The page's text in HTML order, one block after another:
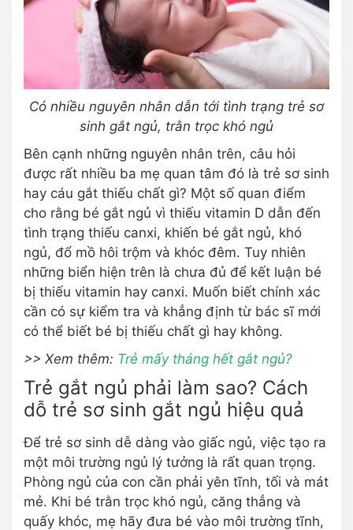
Có nhiều nguyên nhân dẫn tới tình trạng trẻ sơ
sinh gắt ngủ, trằn trọc khó ngủ
Bên cạnh những nguyên nhân trên, câu hỏi
được rất nhiều ba mẹ quan tâm đó là trẻ sơ sinh
hay cáu gắt thiếu chất gì? Một số quan điểm
cho rằng bé gắt ngủ vì thiếu vitamin D dẫn đến
tình trạng thiếu canxi, khiến bé gắt ngủ, khó
ngủ, đổ mồ hôi trộm và khóc đêm. Tuy nhiên
những biển hiện trên là chưa đủ để kết luận bé
bị thiếu vitamin hay canxi. Muốn biết chính xác
cần có sự kiểm tra và khẳng định từ bác sĩ mới
có thể biết bé bị thiếu chất gì hay không.
>> Xem thêm: Trẻ mấy tháng hết gắt ngủ?
Trẻ gắt ngủ phải làm sao? Cách
dỗ trẻ sơ sinh gắt ngủ hiệu quả
Để trẻ sơ sinh dễ dàng vào giấc ngủ, việc tạo ra
một môi trường ngủ lý tưởng là rất quan trọng.
Phòng ngủ của con cần phải yên tĩnh, tối và mát
mẻ. Khi bé trằn trọc khó ngủ, căng thẳng và
quấy khóc, mẹ hãy đưa bé vào môi trường tĩnh,